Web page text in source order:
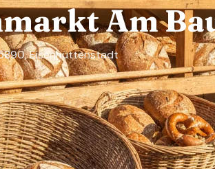
Am
Eisenhüttenstadt